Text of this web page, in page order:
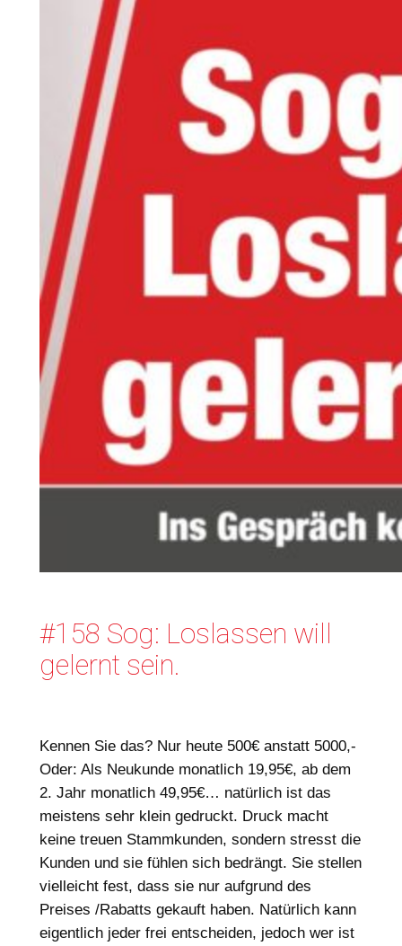
#158 Sog: Loslassen will
gelernt sein.
Kennen Sie das? Nur heute 500€ anstatt 5000,-
Oder: Als Neukunde monatlich 19,95€, ab dem
2. Jahr monatlich 49,95€… natürlich ist das
meistens sehr klein gedruckt. Druck macht
keine treuen Stammkunden, sondern stresst die
Kunden und sie fühlen sich bedrängt. Sie stellen
vielleicht fest, dass sie nur aufgrund des
Preises /Rabatts gekauft haben. Natürlich kann
eigentlich jeder frei entscheiden, jedoch wer ist